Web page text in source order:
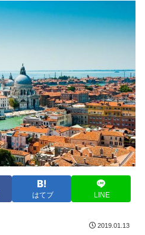
はてブ LINE
2019.01.13